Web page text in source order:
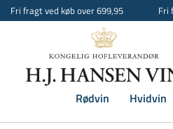
Fri fragt ved køb over 699,95 Fri
Rødvin Hvidvin